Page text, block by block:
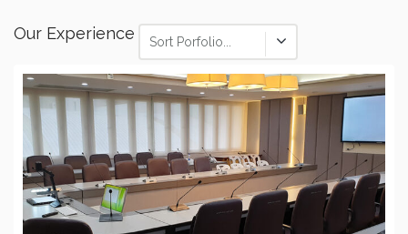
Our Experience Sort Porfolio...